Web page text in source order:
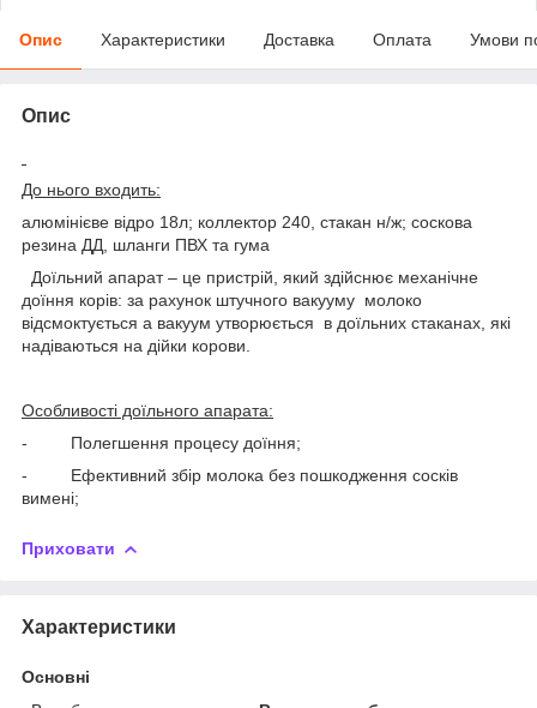
Опис Характеристики Доставка Оплата Умови
Опис
До нього входить:
алюмінієве відро 18л; коллектор 240, стакан н/ж; соскова
резина ДД, шланги ПВХ та гума
Доїльний апарат – це пристрій, який здійснює механічне
доїння корів: за рахунок штучного вакууму молоко
відсмоктується а вакуум утворюється в доїльних стаканах, які
надіваються на дійки корови.
Особливості доїльного апарата:
- Полегшення процесу доїння;
- Ефективний збір молока без пошкодження сосків
вимені;
Приховати
Характеристики
Основні